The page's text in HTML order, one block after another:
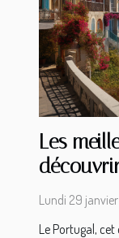
Les
:
Madère
Lundi 29
Le Portugal, cet